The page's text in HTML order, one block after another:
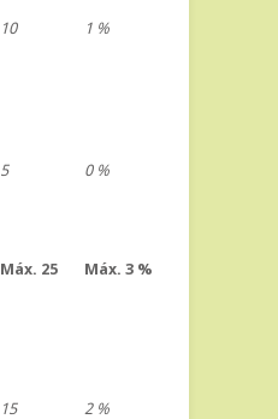
10 1 %
5 0 %
Máx. 25 Máx. 3 %
15 2 %